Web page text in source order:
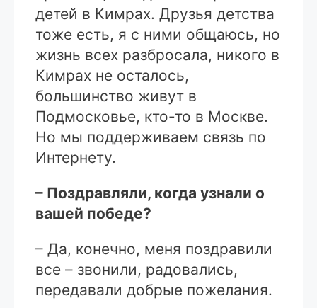
детей в Кимрах. Друзья детства
тоже есть, я с ними общаюсь, но
жизнь всех разбросала, никого в
Кимрах не осталось,
большинство живут в
Подмосковье, кто-то в Москве.
Но мы поддерживаем связь по
Интернету.
– Поздравляли, когда узнали о
вашей победе?
– Да, конечно, меня поздравили
все – звонили, радовались,
передавали добрые пожелания.